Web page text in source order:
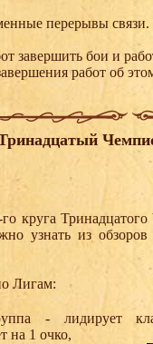
перерывы связи.
завершить бои и
работ об
круга
узнать из
Лигам:
- лидирует
на 1 очко,